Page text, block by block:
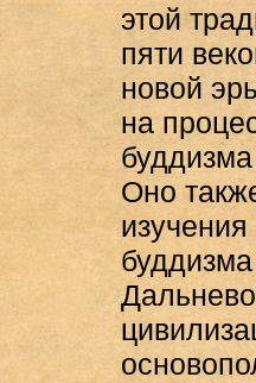
этой
пяти
новой
на
Оно